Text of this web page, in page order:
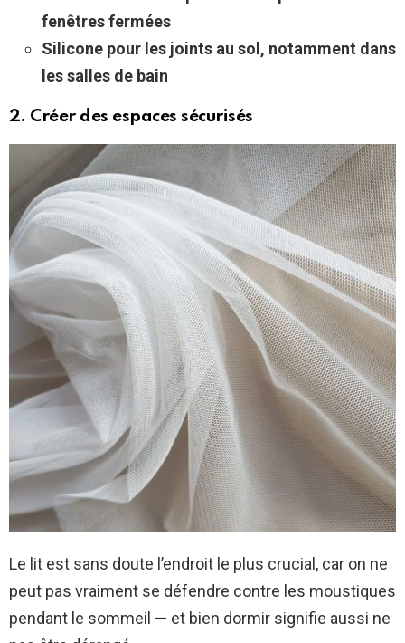
fenêtres fermées
Silicone pour les joints au sol, notamment dans
les salles de bain
2. Créer des espaces sécurisés
Le lit est sans doute l’endroit le plus crucial, car on ne
peut pas vraiment se défendre contre les moustiques
pendant le sommeil — et bien dormir signifie aussi ne